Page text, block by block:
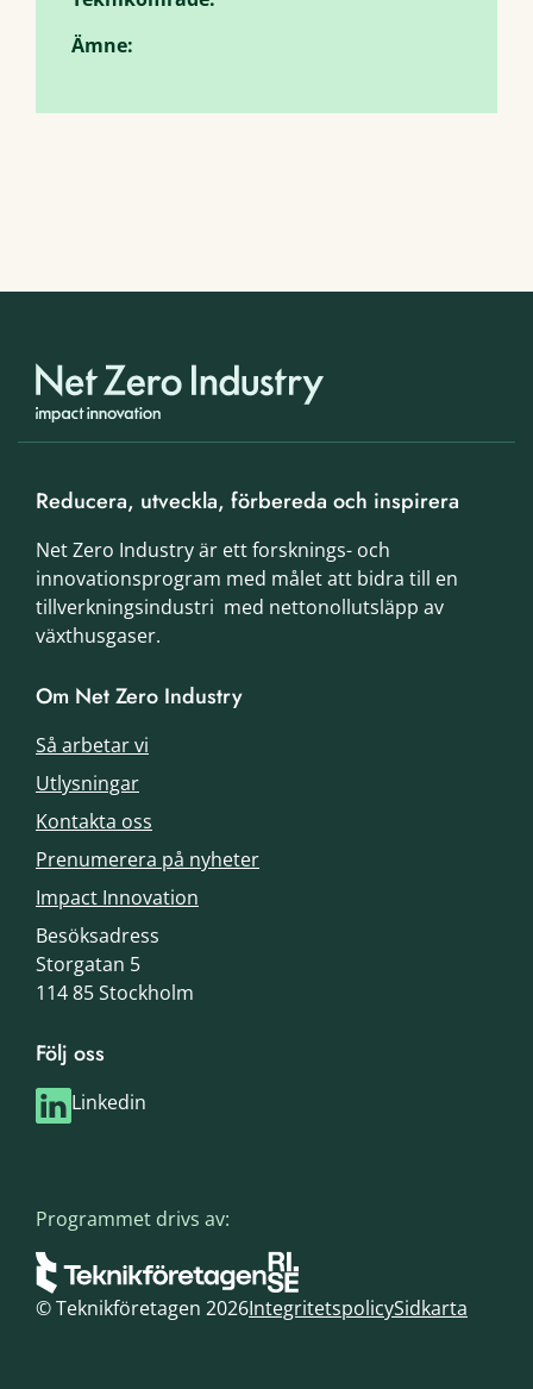
Ämne:
Reducera, utveckla, förbereda och inspirera
Net Zero Industry är ett forsknings- och
innovationsprogram med målet att bidra till en
tillverkningsindustri med nettonollutsläpp av
växthusgaser.
Om Net Zero Industry
Så arbetar vi
Utlysningar
Kontakta oss
Prenumerera på nyheter
Impact Innovation
Besöksadress
Storgatan 5
114 85 Stockholm
Följ oss
Linkedin
© Teknikföretagen 2026IntegritetspolicySidkarta
Programmet drivs av: